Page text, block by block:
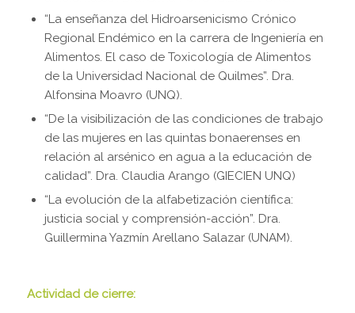
“La enseñanza del Hidroarsenicismo Crónico
Regional Endémico en la carrera de Ingeniería en
Alimentos. El caso de Toxicología de Alimentos
de la Universidad Nacional de Quilmes”. Dra.
Alfonsina Moavro (UNQ).
“De la visibilización de las condiciones de trabajo
de las mujeres en las quintas bonaerenses en
relación al arsénico en agua a la educación de
calidad”. Dra. Claudia Arango (GIECIEN UNQ)
“La evolución de la alfabetización científica:
justicia social y comprensión-acción”. Dra.
Guillermina Yazmín Arellano Salazar (UNAM).
Actividad de cierre: